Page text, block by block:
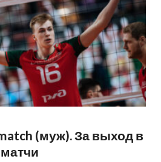
(муж). За выход в